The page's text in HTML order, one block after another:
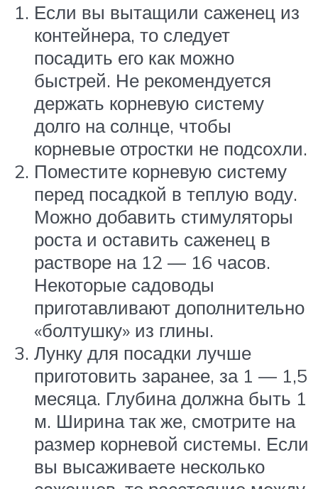
Если вы вытащили саженец из
контейнера, то следует
посадить его как можно
быстрей. Не рекомендуется
держать корневую систему
долго на солнце, чтобы
корневые отростки не подсохли.
Поместите корневую систему
перед посадкой в теплую воду.
Можно добавить стимуляторы
роста и оставить саженец в
растворе на 12 — 16 часов.
Некоторые садоводы
приготавливают дополнительно
«болтушку» из глины.
Лунку для посадки лучше
приготовить заранее, за 1 — 1,5
месяца. Глубина должна быть 1
м. Ширина так же, смотрите на
размер корневой системы. Если
вы высаживаете несколько